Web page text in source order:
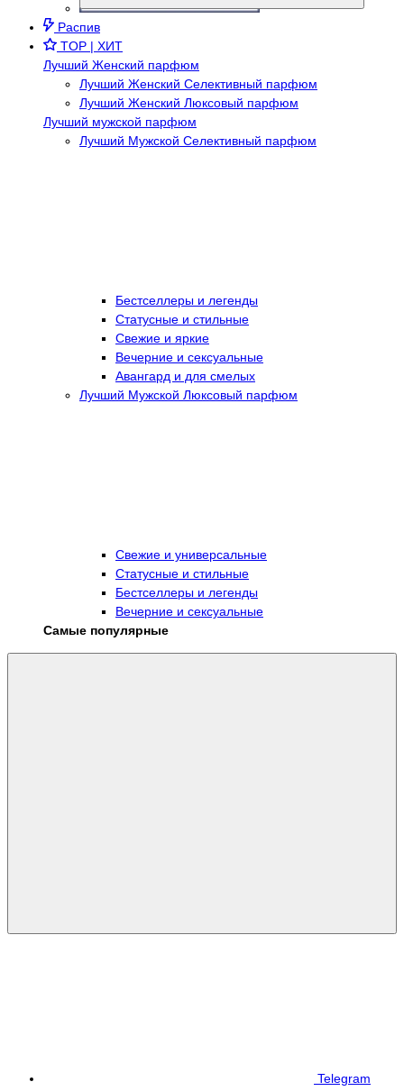
Распив
TOP | ХИТ
Лучший Женский парфюм
Лучший Женский Селективный парфюм
Лучший Женский Люксовый парфюм
Лучший мужской парфюм
Лучший Мужской Селективный парфюм
Бестселлеры и легенды
Статусные и стильные
Свежие и яркие
Вечерние и сексуальные
Авангард и для смелых
Лучший Мужской Люксовый парфюм
Свежие и универсальные
Статусные и стильные
Бестселлеры и легенды
Вечерние и сексуальные
Самые популярные
Telegram